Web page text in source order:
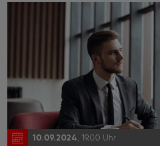
10.09.2024, 19.00 Uhr